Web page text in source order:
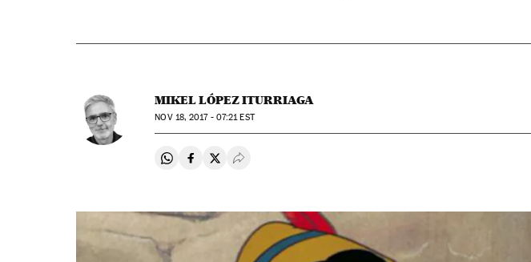
MIKEL LÓPEZ ITURRIAGA
NOV18, 2017 - 07:21EST
Compartir en Whatsapp
Compartir en Facebook
Compartir en Twitter
Desplegar Redes Sociales